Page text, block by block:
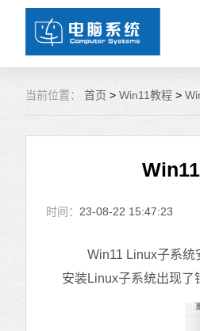
当前位置： 首页 > Win11教程 >
时间： 23-08-22 15:47:23
Win11 Linux子系统安
安装Linux子系统出现了